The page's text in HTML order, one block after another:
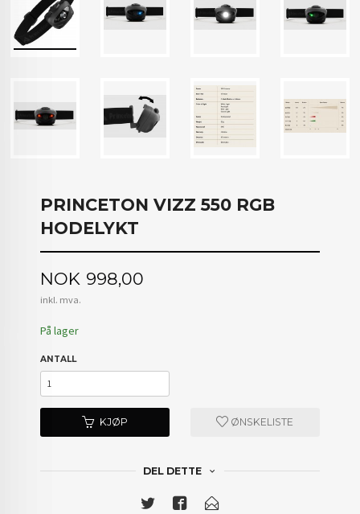
PRINCETON VIZZ 550 RGB
HODELYKT
Pris
NOK 998,00
inkl. mva.
På lager
ANTALL
KJØP ØNSKELISTE
DEL DETTE